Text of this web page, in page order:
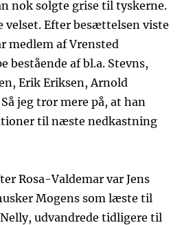
nok solgte grise til tyskerne.
velset. Efter besættelsen viste
medlem af Vrensted
bestående af bl.a. Stevns,
Erik Eriksen, Arnold
jeg tror mere på, at han
til næste nedkastning
Rosa-Valdemar var Jens
Mogens som læste til
udvandrede tidligere til